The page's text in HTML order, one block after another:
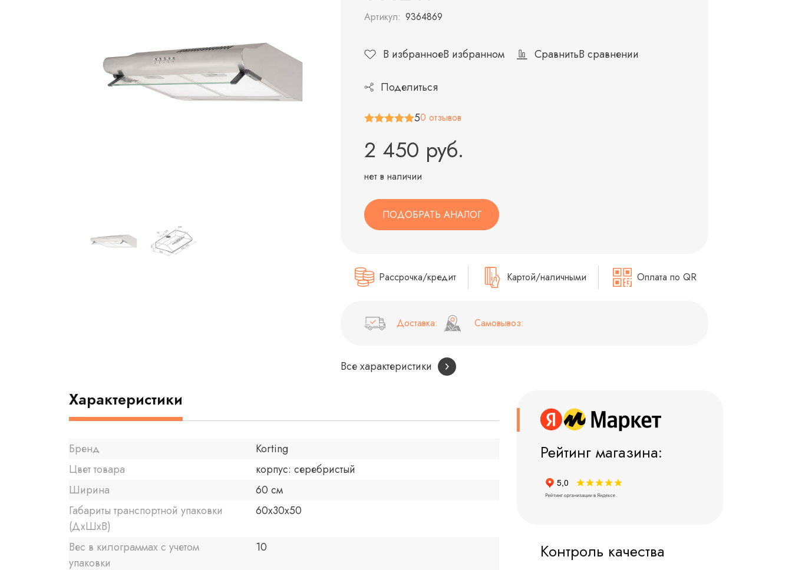
Артикул: 9364869
В избранноеВ избранном СравнитьВ сравнении
Поделиться
50 отзывов
2 450 руб.
нет в наличии
ПОДОБРАТЬ АНАЛОГ
Рассрочка/кредит Картой/наличными Оплата по QR
Доставка: Самовывоз:
Все характеристики
Рейтинг магазина:
Контроль качества
Характеристики
Бренд
Korting
Цвет товара
корпус: серебристый
Ширина
60 см
Габариты транспортной упаковки
(ДхШхВ)
60x30x50
Вес в килограммах с учетом
упаковки
10